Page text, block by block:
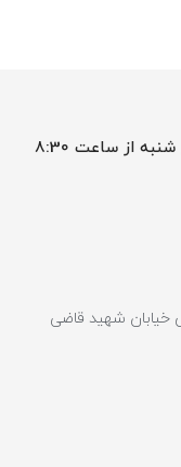
ساعت کار فروشگاه حضوری : شنبه تا پنج شنبه از ساعت 8:30
خیابان شهید قاضی